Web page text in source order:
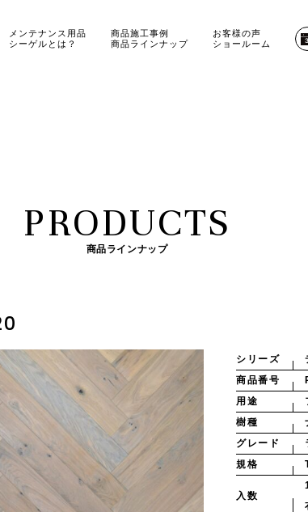
メンテナンス用品
シーゲルとは？
商品施工事例
商品ラインナップ
お客様の声
ショールーム
PRODUCTS
商品ラインナップ
シリーズ
商品番号
用途
樹種
グレード
規格
入数